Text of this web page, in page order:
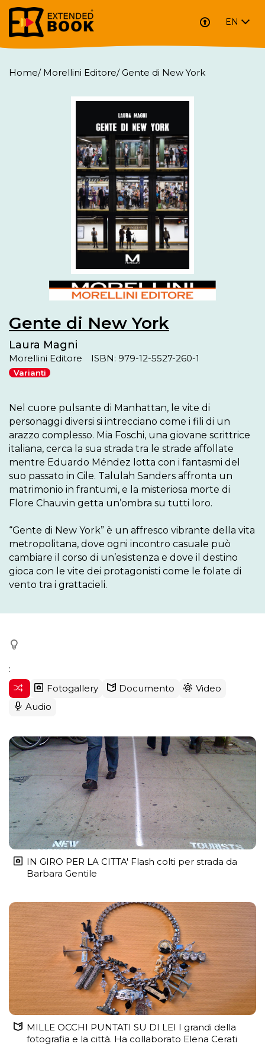
EN
Home/ Morellini Editore/ Gente di New York
Gente di New York
Laura Magni
Morellini Editore ISBN: 979-12-5527-260-1
Varianti
Nel cuore pulsante di Manhattan, le vite di
personaggi diversi si intrecciano come i fili di un
arazzo complesso. Mia Foschi, una giovane scrittrice
italiana, cerca la sua strada tra le strade affollate
mentre Eduardo Méndez lotta con i fantasmi del
suo passato in Cile. Talulah Sanders affronta un
matrimonio in frantumi, e la misteriosa morte di
Flore Chauvin getta un’ombra su tutti loro.
“Gente di New York” è un affresco vibrante della vita
metropolitana, dove ogni incontro casuale può
cambiare il corso di un’esistenza e dove il destino
gioca con le vite dei protagonisti come le folate di
vento tra i grattacieli.
:
Fotogallery
Documento
Video
Audio
IN GIRO PER LA CITTA' Flash colti per strada da
Barbara Gentile
MILLE OCCHI PUNTATI SU DI LEI I grandi della
fotografia e la città. Ha collaborato Elena Cerati